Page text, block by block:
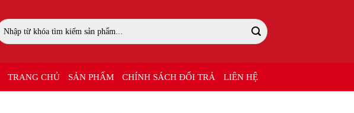
TRANG CHỦ SẢN PHẨM CHÍNH SÁCH ĐỔI TRẢ LIÊN HỆ